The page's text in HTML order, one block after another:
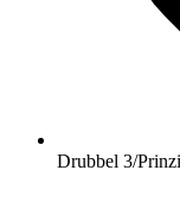
Drubbel 3/